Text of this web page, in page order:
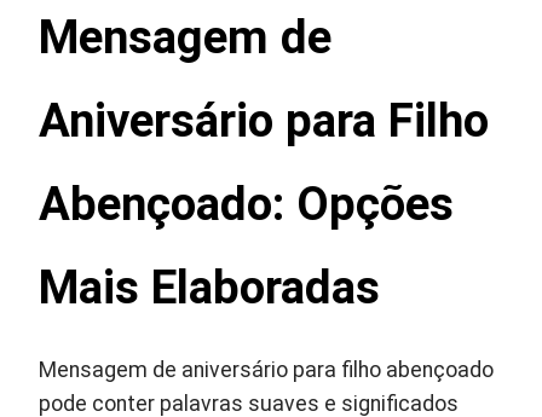
Mensagem de
Aniversário para Filho
Abençoado: Opções
Mais Elaboradas
Mensagem de aniversário para filho abençoado
pode conter palavras suaves e significados